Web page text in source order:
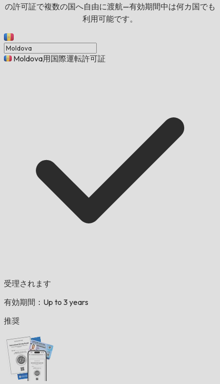
の許可証で複数の国へ自由に渡航—有効期間中は何カ国でも
利用可能です。
Moldova用国際運転許可証
受理されます
有効期間：Up to 3 years
推奨